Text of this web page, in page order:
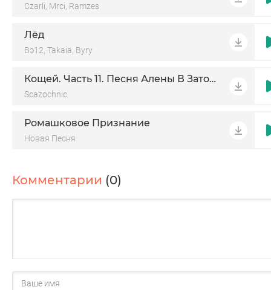
Czarli, Mrci, Ramzes
Лёд
Вэ12, Takaia, Byry
Кощей. Часть 11. Песня Алены В Заточении
Scazochnic
Ромашковое Признание
Новая Песня
Комментарии (0)